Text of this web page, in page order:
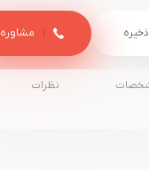
ذخیره مشاوره
نظرات